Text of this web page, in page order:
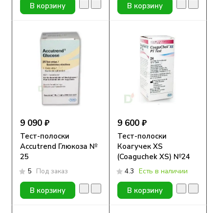
В корзину В корзину
9 090 ₽
Тест-полоски
Accutrend Глюкоза №
25
5 Под заказ
В корзину
9 600 ₽
Тест-полоски
Коагучек XS
(Coaguchek XS) №24
4.3 Есть в наличии
В корзину